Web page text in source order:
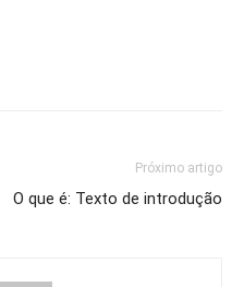
Próximo artigo
O que é: Texto de introdução